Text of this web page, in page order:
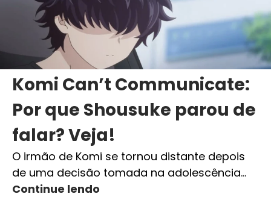
Komi Can’t Communicate:
Por que Shousuke parou de
falar? Veja!
O irmão de Komi se tornou distante depois
de uma decisão tomada na adolescência…
Continue lendo